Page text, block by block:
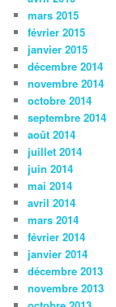
mars 2015
février 2015
janvier 2015
décembre 2014
novembre 2014
octobre 2014
septembre 2014
août 2014
juillet 2014
juin 2014
mai 2014
avril 2014
mars 2014
février 2014
janvier 2014
décembre 2013
novembre 2013